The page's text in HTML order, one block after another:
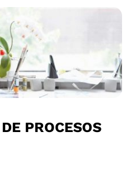
PROCESOS